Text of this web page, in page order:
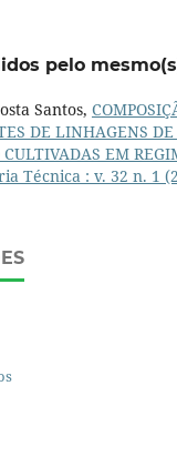
pelo
Santos,
DE LINHAGENS
CULTIVADAS EM
Técnica : v. 32 n. 1